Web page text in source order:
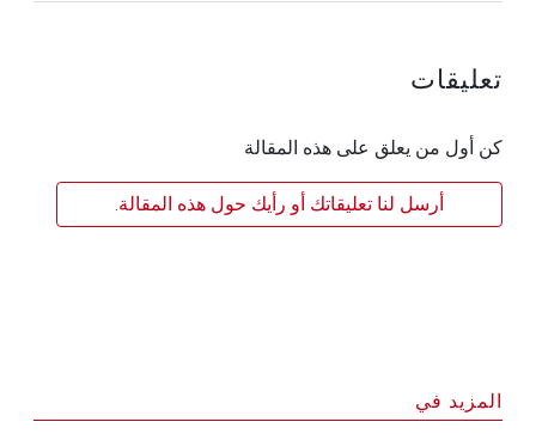
تعليقات
كن أول من يعلق على هذه المقالة
أرسل لنا تعليقاتك أو رأيك حول هذه المقالة.
المزيد في